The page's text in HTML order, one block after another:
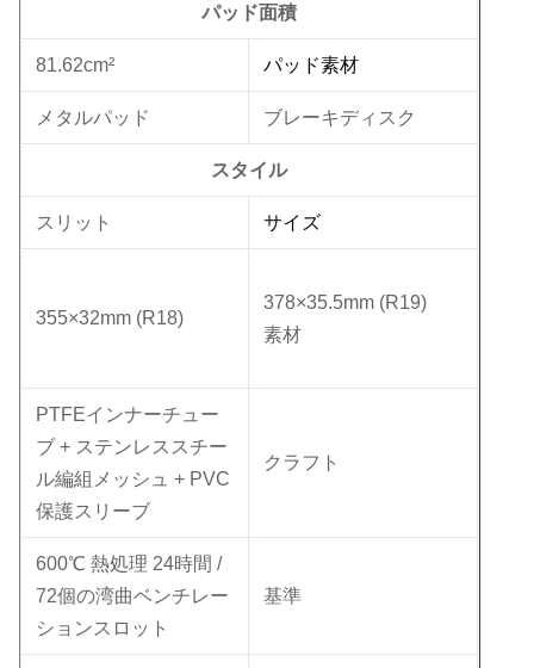
パッド面積
81.62cm² パッド素材
メタルパッド ブレーキディスク
スタイル
スリット サイズ
355×32mm (R18)
378×35.5mm (R19)
素材
PTFEインナーチュー
ブ + ステンレススチー
ル編組メッシュ + PVC
保護スリーブ
クラフト
600℃ 熱処理 24時間 /
72個の湾曲ベンチレー
ションスロット
基準